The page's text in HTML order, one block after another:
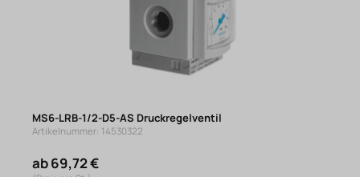
MS6-LRB-1/2-D5-AS Druckregelventil
Artikelnummer: 14530322
ab 69,72 €